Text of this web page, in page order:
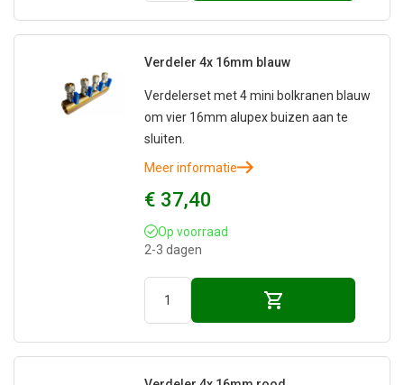
Verdeler 4x 16mm blauw
Verdelerset met 4 mini bolkranen blauw
om vier 16mm alupex buizen aan te
sluiten.
Meer informatie
€ 37,40
Op voorraad
2-3 dagen